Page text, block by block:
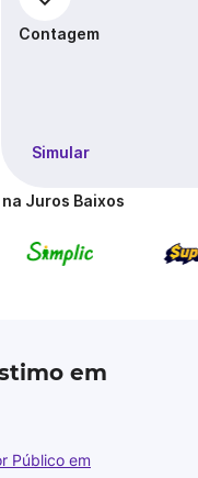
Contagem
Simular
Juros Baixos
em
Público em